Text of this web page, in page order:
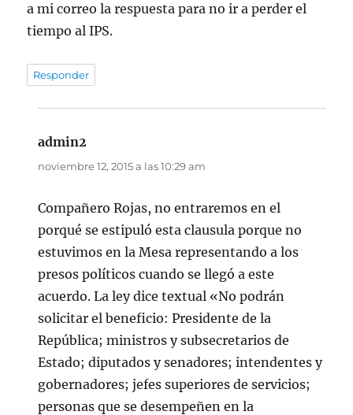
a mi correo la respuesta para no ir a perder el
tiempo al IPS.
Responder
admin2
noviembre 12, 2015 a las 10:29 am
Compañero Rojas, no entraremos en el
porqué se estipuló esta clausula porque no
estuvimos en la Mesa representando a los
presos políticos cuando se llegó a este
acuerdo. La ley dice textual «No podrán
solicitar el beneficio: Presidente de la
República; ministros y subsecretarios de
Estado; diputados y senadores; intendentes y
gobernadores; jefes superiores de servicios;
personas que se desempeñen en la